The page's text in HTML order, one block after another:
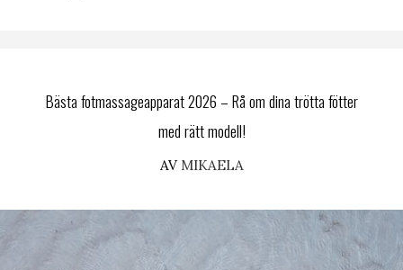
Bästa fotmassageapparat 2026 – Rå om dina trötta fötter
med rätt modell!
AV MIKAELA